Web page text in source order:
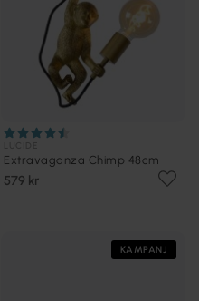
Extravaganza Chimp 48cm
579 kr
KAMPANJ